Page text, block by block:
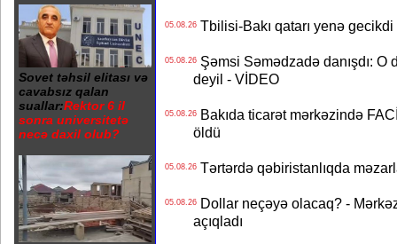
Sovet təhsil elitası və
cavabsız qalan
suallar:Rektor 6 il
sonra universitetə
necə daxil olub?
05.08.26Tbilisi-Bakı qatarı yenə gecikdi
05.08.26Şəmsi Səmədzadə danışdı: O
deyil - VİDEO
05.08.26Bakıda ticarət mərkəzində
öldü
05.08.26Tərtərdə qəbiristanlıqda
05.08.26Dollar neçəyə olacaq? -
açıqladı